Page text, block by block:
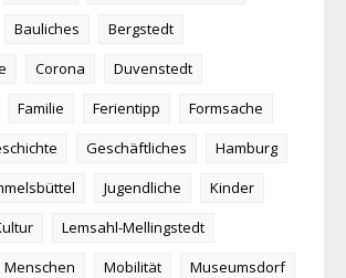
Bauliches
Bergstedt
Corona
Duvenstedt
Familie Ferientipp
Formsache
Geschäftliches
Hamburg
Jugendliche
Kinder
Lemsahl-Mellingstedt
Menschen Mobilität
Museumsdorf